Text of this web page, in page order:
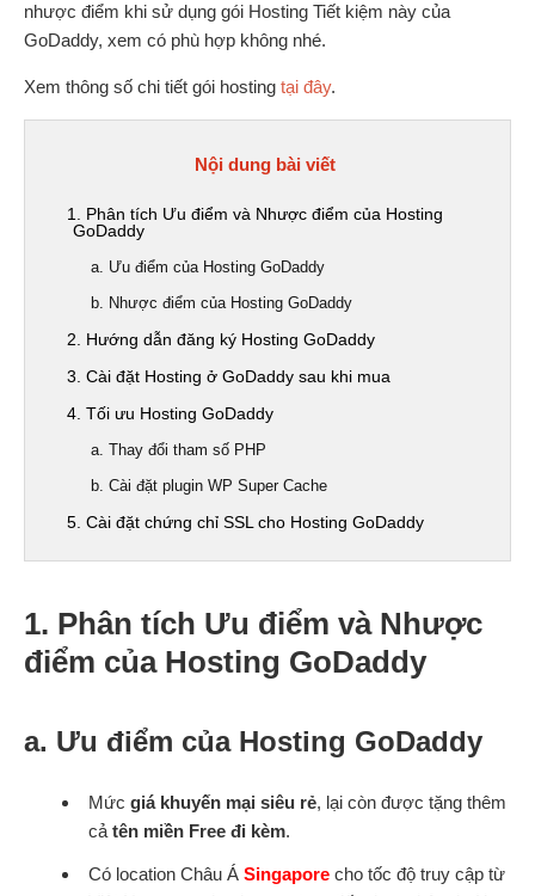
nhược điểm khi sử dụng gói Hosting Tiết kiệm này của
GoDaddy, xem có phù hợp không nhé.
Xem thông số chi tiết gói hosting tại đây.
Nội dung bài viết
1. Phân tích Ưu điểm và Nhược điểm của Hosting
GoDaddy
a. Ưu điểm của Hosting GoDaddy
b. Nhược điểm của Hosting GoDaddy
2. Hướng dẫn đăng ký Hosting GoDaddy
3. Cài đặt Hosting ở GoDaddy sau khi mua
4. Tối ưu Hosting GoDaddy
a. Thay đổi tham số PHP
b. Cài đặt plugin WP Super Cache
5. Cài đặt chứng chỉ SSL cho Hosting GoDaddy
1. Phân tích Ưu điểm và Nhược
điểm của Hosting GoDaddy
a. Ưu điểm của Hosting GoDaddy
Mức giá khuyến mại siêu rẻ, lại còn được tặng thêm
cả tên miền Free đi kèm.
Có location Châu Á Singapore cho tốc độ truy cập từ